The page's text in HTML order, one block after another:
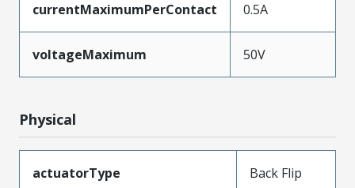
currentMaximumPerContact 0.5A
voltageMaximum 50V
Physical
actuatorType Back Flip